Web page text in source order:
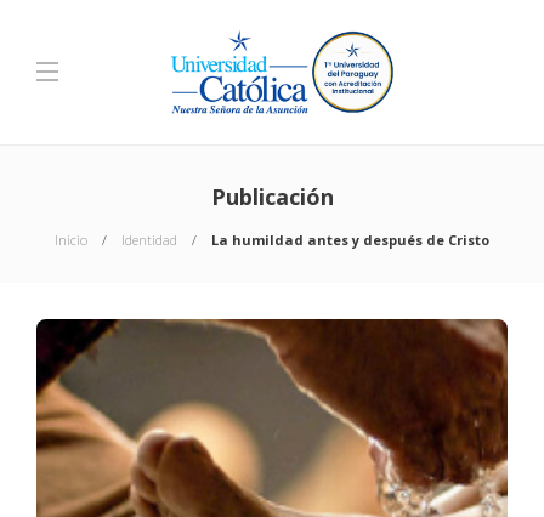
Publicación
Inicio Identidad La humildad antes y después de Cristo